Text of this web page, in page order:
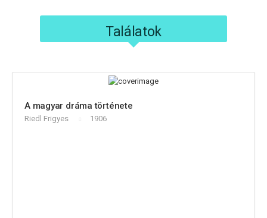
Találatok
A magyar dráma története
Riedl Frigyes 1906